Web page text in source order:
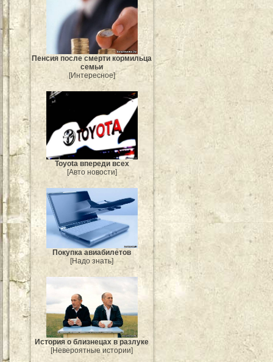
Пенсия после смерти кормильца
семьи
[Интересное]
Toyota впереди всех
[Авто новости]
Покупка авиабилетов
[Надо знать]
История о близнецах в разлуке
[Невероятные истории]